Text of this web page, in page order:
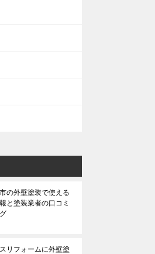
の外壁塗装で使える
と塗装業者の口コミ
リフォームに外壁塗